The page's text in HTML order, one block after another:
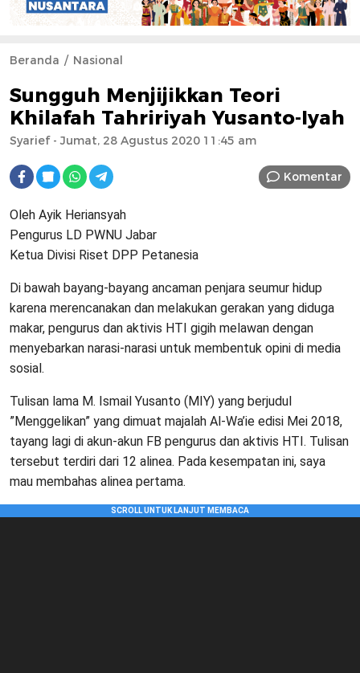
Beranda Nasional
Sungguh Menjijikkan Teori
Khilafah Tahririyah Yusanto-Iyah
Syarief- Jumat, 28 Agustus 2020 11:45 am
Komentar
Oleh Ayik Heriansyah
Pengurus LD PWNU Jabar
Ketua Divisi Riset DPP Petanesia
Di bawah bayang-bayang ancaman penjara seumur hidup
karena merencanakan dan melakukan gerakan yang diduga
makar, pengurus dan aktivis HTI gigih melawan dengan
menyebarkan narasi-narasi untuk membentuk opini di media
sosial.
Tulisan lama M. Ismail Yusanto (MIY) yang berjudul
”Menggelikan” yang dimuat majalah Al-Wa’ie edisi Mei 2018,
tayang lagi di akun-akun FB pengurus dan aktivis HTI. Tulisan
tersebut terdiri dari 12 alinea. Pada kesempatan ini, saya
mau membahas alinea pertama.